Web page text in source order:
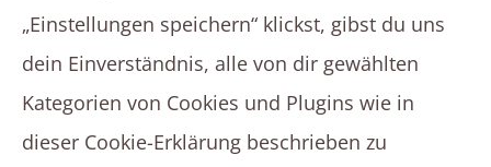
„Einstellungen speichern“ klickst, gibst du uns
dein Einverständnis, alle von dir gewählten
Kategorien von Cookies und Plugins wie in
dieser Cookie-Erklärung beschrieben zu